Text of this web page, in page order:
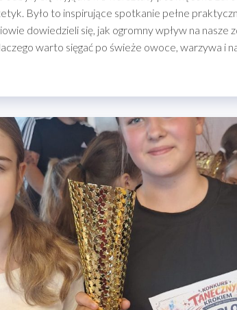
Było to inspirujące spotkanie pełne
dowiedzieli się, jak ogromny wpływ na nasze
warto sięgać po świeże owoce, warzywa i